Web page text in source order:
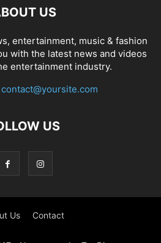
US
entertainment, music & fashion
with the latest news and videos
entertainment industry.
contact@yoursite.com
US
Us Contact